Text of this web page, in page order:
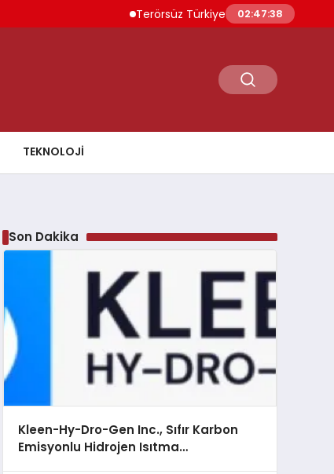
Terörsüz Türkiye İçin Yasal Süreç 5
02:47:39
TEKNOLOJI
Son Dakika
Kleen-Hy-Dro-Gen Inc., Sıfır Karbon
Emisyonlu Hidrojen Isıtma